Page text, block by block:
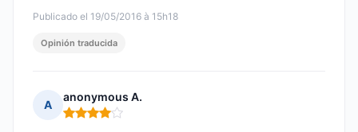
Publicado el 19/05/2016 à 15h18
Opinión traducida
A
anonymous A.
Nota: 4 de 5